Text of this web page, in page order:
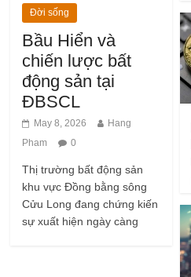
Bầu Hiển và
chiến lược bất
động sản tại
ĐBSCL
May 8, 2026
Thị trường bất động sản
Cửu Long đang chứng kiến
sự xuất hiện ngày càng